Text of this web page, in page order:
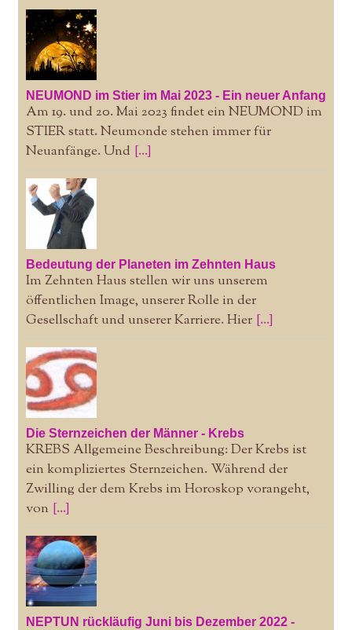
NEUMOND im Stier im Mai 2023 - Ein neuer Anfang
Am 19. und 20. Mai 2023 findet ein NEUMOND im
STIER statt. Neumonde stehen immer für
Neuanfänge. Und [...]
Bedeutung der Planeten im Zehnten Haus
Im Zehnten Haus stellen wir uns unserem
öffentlichen Image, unserer Rolle in der
Gesellschaft und unserer Karriere. Hier [...]
Die Sternzeichen der Männer - Krebs
KREBS Allgemeine Beschreibung: Der Krebs ist
ein kompliziertes Sternzeichen. Während der
Zwilling der dem Krebs im Horoskop vorangeht,
von [...]
NEPTUN rückläufig Juni bis Dezember 2022 -